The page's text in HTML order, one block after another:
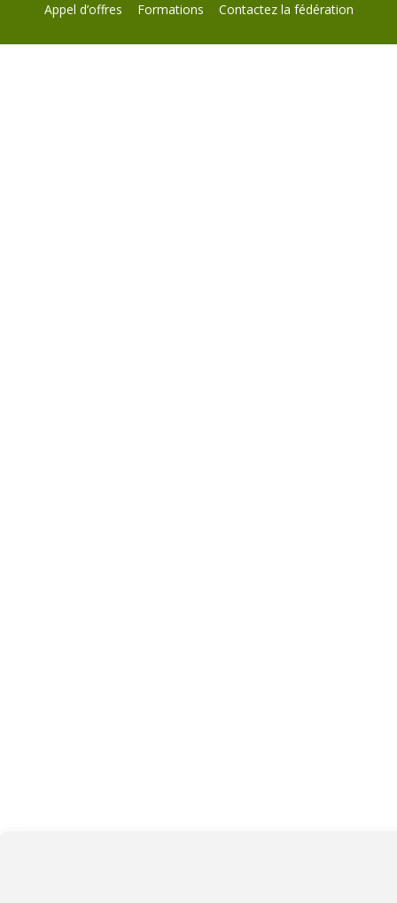
Appel d’offres
Formations Contactez la fédération